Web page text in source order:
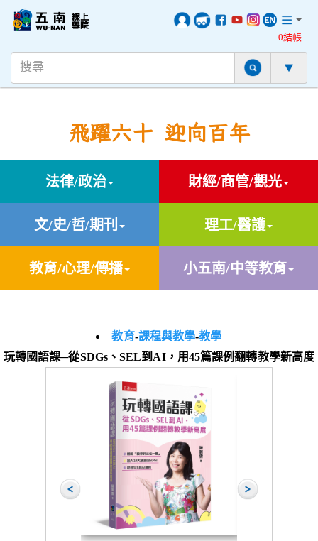
0結帳
飛躍六十 迎向百年
法律/政治 財經/商管/觀光
文/史/哲/期刊 理工/醫護
教育/心理/傳播 小五南/中等教育
教育-課程與教學-教學
玩轉國語課─從SDGs、SEL到AI，用45篇課例翻轉教學新高度